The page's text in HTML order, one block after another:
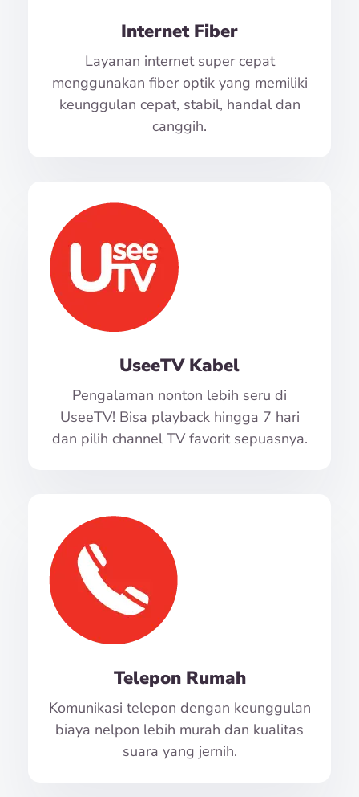
Internet Fiber
Layanan internet super cepat
menggunakan fiber optik yang memiliki
keunggulan cepat, stabil, handal dan
canggih.
UseeTV Kabel
Pengalaman nonton lebih seru di
UseeTV! Bisa playback hingga 7 hari
dan pilih channel TV favorit sepuasnya.
Telepon Rumah
Komunikasi telepon dengan keunggulan
biaya nelpon lebih murah dan kualitas
suara yang jernih.